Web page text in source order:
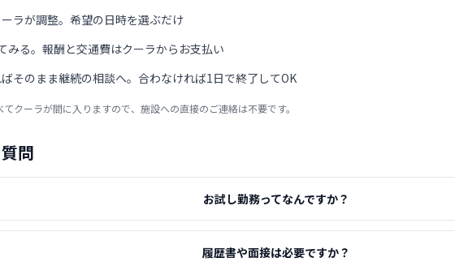
ラが調整。希望の日時を選ぶだけ
みる。報酬と交通費はクーラからお支払い
そのまま継続の相談へ。合わなければ1日で終了してOK
てクーラが間に入りますので、施設への直接のご連絡は不要です。
問
お試し勤務ってなんですか？
履歴書や面接は必要ですか？